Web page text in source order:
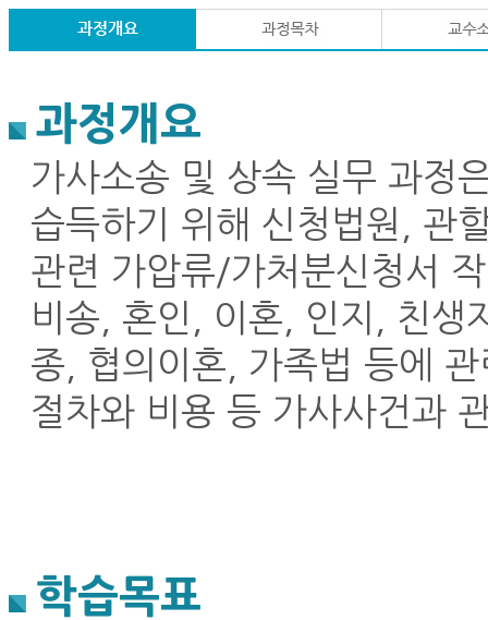
과정개요
가사소송 및 상속 실무 과정
습득하기 위해 신청법원, 관
관련 가압류/가처분신청서
비송, 혼인, 이혼, 인지, 친생
종, 협의이혼, 가족법 등에
절차와 비용 등 가사사건과
학습목표